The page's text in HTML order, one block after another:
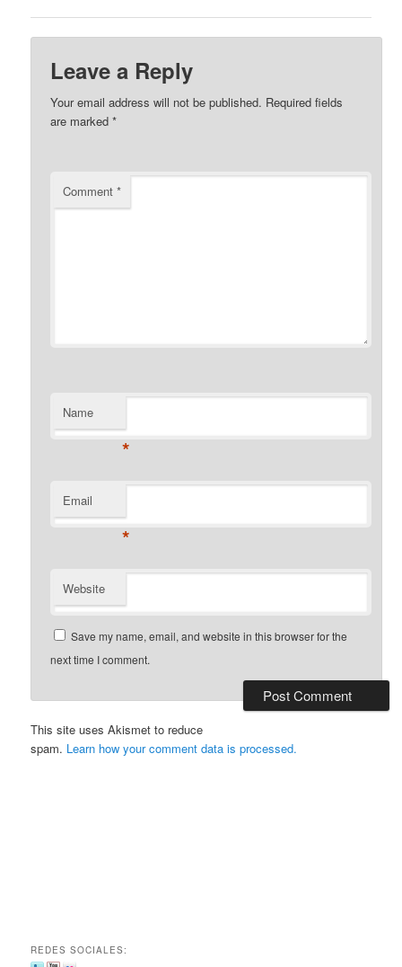
Leave a Reply
Your email address will not be published. Required fields
are marked*
Comment*
Name
*
Email
*
Website
Save my name, email, and website in this browser for the
next time I comment.
This site uses Akismet to reduce
spam. Learn how your comment data is processed.
REDES SOCIALES: